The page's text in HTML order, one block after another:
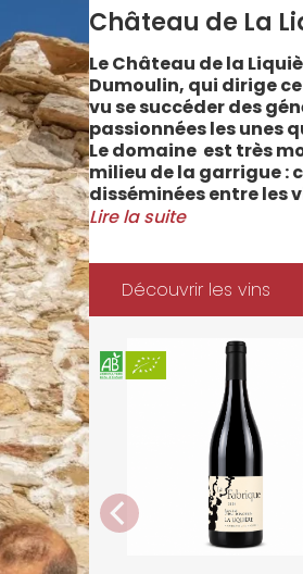
Château de La
Le Château de la
Dumoulin, qui dirige
vu se succéder des
passionnées les unes
Le domaine est très
milieu de la garrigue :
disséminées entre les
Cabrerolles et
Méditerranée.
Le vignoble du
depuis 2008 et 2012
Les soins apportés y
l’environnement et
soignées et
La gamme des vins
style de
parfaitement la
Lire la suite
Découvrir les vins